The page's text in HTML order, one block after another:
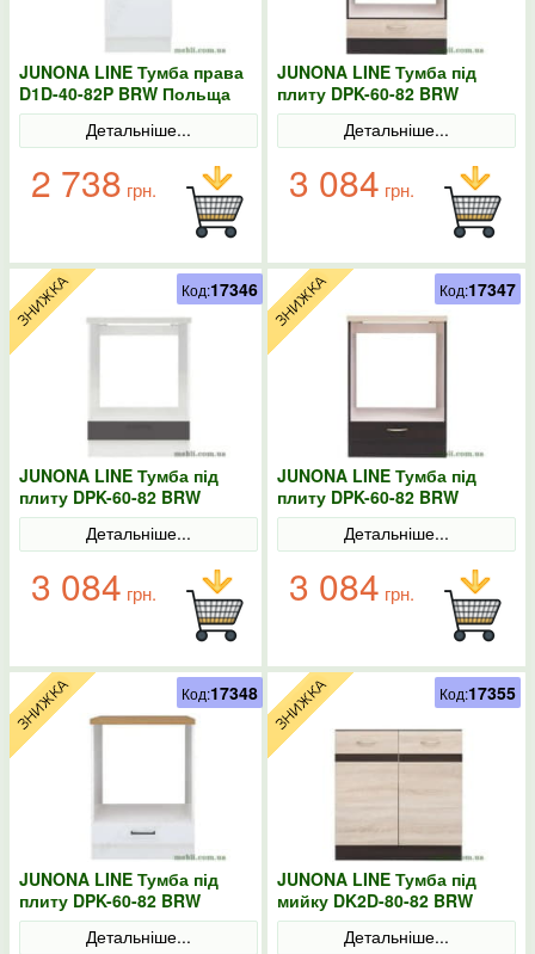
JUNONA LINE Тумба права
D1D-40-82P BRW Польща
колір-білий
Детальніше...
2 738 грн.
JUNONA LINE Тумба під
плиту DPK-60-82 BRW
Польща Сонома
Детальніше...
3 084 грн.
JUNONA LINE Тумба під
плиту DPK-60-82 BRW
Польща колір-сірий
Детальніше...
3 084 грн.
Код:17346
JUNONA LINE Тумба під
плиту DPK-60-82 BRW
Польща венге
Детальніше...
3 084 грн.
Код:17347
JUNONA LINE Тумба під
плиту DPK-60-82 BRW
Польща колір-білий
Детальніше...
Код:17348
JUNONA LINE Тумба під
мийку DK2D-80-82 BRW
Польща Сонома
Детальніше...
Код:17355